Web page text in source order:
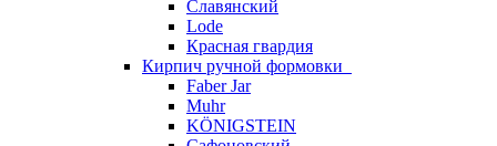
Славянский
Lode
Красная гвардия
Кирпич ручной формовки
Faber Jar
Muhr
KÖNIGSTEIN